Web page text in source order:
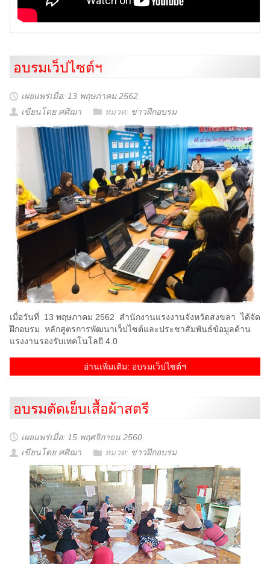
อบรมเว็ปไซต์ฯ
เผยแพร่เมื่อ: 13 พฤษภาคม 2562
เขียนโดย ศศิฌา
หมวด: ข่าวฝึกอบรม
เมื่อวันที่ 13 พฤษภาคม 2562 สำนักงานแรงงานจังหวัดสงขลา ได้จัด
ฝึกอบรม หลักสูตรการพัฒนาเว็ปไซต์และประชาสัมพันธ์ข้อมูลด้าน
แรงงานรองรับเทคโนโลยี 4.0
อ่านเพิ่มเติม: อบรมเว็ปไซต์ฯ
อบรมตัดเย็บเสื้อผ้าสตรี
เผยแพร่เมื่อ: 15 พฤศจิกายน 2560
เขียนโดย ศศิฌา
หมวด: ข่าวฝึกอบรม